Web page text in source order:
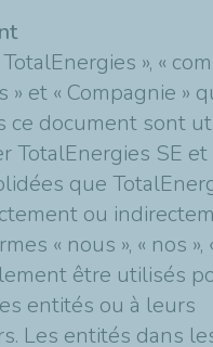
», «
» et « Compagnie »
ce document sont
TotalEnergies SE
que
ou
« nous », « nos »,
être utilisés
entités ou à leurs
Les entités dans